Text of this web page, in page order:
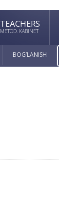
TEACHERS
METOD. KABINET
BOG’LANISH